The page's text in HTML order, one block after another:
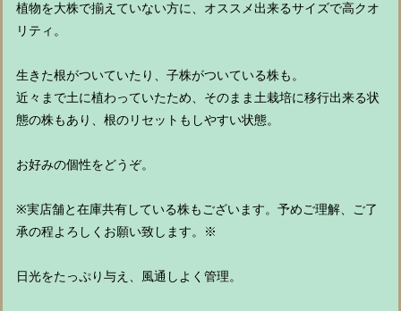
植物を大株で揃えていない方に、オススメ出来るサイズで高クオ
リティ。
生きた根がついていたり、子株がついている株も。
近々まで土に植わっていたため、そのまま土栽培に移行出来る状
態の株もあり、根のリセットもしやすい状態。
お好みの個性をどうぞ。
※実店舗と在庫共有している株もございます。予めご理解、ご了
承の程よろしくお願い致します。※
日光をたっぷり与え、風通しよく管理。